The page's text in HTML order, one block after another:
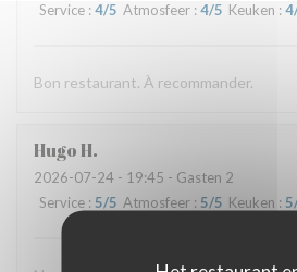
Service : 4/5 Atmosfeer : 4/5 Keuken : 4
Bon restaurant. À recommander.
HugoH
2026-07-24 - 19:45 - Gasten 2
Service : 5/5 Atmosfeer : 5/5 Keuken : 5